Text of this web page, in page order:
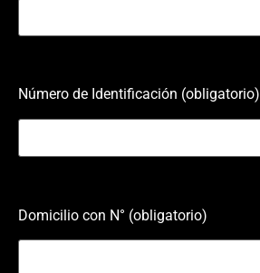
Número de Identificación (obligatorio)
Domicilio con N° (obligatorio)